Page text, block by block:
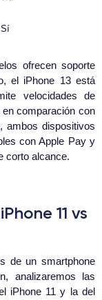
Sí
ofrecen soporte
el iPhone 13 está
velocidades de
comparación con
ambos dispositivos
con Apple Pay y
corto alcance.
11 vs
de un smartphone
analizaremos las
iPhone 11 y la del